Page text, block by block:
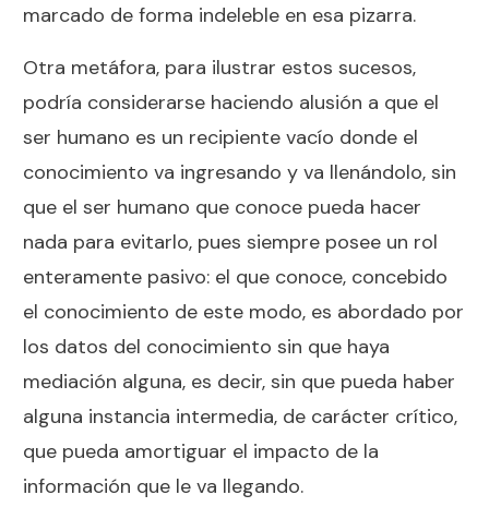
marcado de forma indeleble en esa pizarra.
Otra metáfora, para ilustrar estos sucesos,
podría considerarse haciendo alusión a que el
ser humano es un recipiente vacío donde el
conocimiento va ingresando y va llenándolo, sin
que el ser humano que conoce pueda hacer
nada para evitarlo, pues siempre posee un rol
enteramente pasivo: el que conoce, concebido
el conocimiento de este modo, es abordado por
los datos del conocimiento sin que haya
mediación alguna, es decir, sin que pueda haber
alguna instancia intermedia, de carácter crítico,
que pueda amortiguar el impacto de la
información que le va llegando.